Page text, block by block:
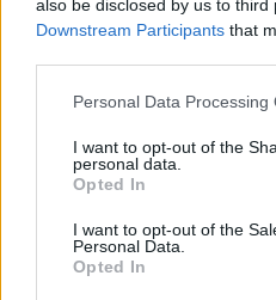
also be disclosed by us to third
Downstream Participants that
Please note that this website/
not limited to your visit or
grant or deny consent to
use your data for below
consent section.
Personal Data Processing
I want to opt-out of the
personal data.
Opted In
I want to opt-out of the
Personal Data.
Opted In
τελευταίο επίσημο
άνθρωποι έχουν χάσει τη
από 3.200 έχουν
50.000 ανθρώπων